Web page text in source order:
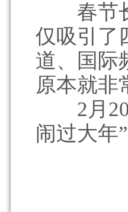
春节长
仅吸引了
道、国际
原本就非
2月20
闹过大年